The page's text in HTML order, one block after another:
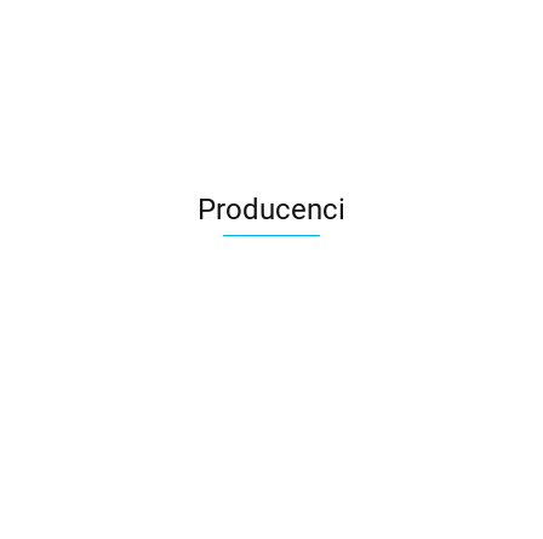
Producenci